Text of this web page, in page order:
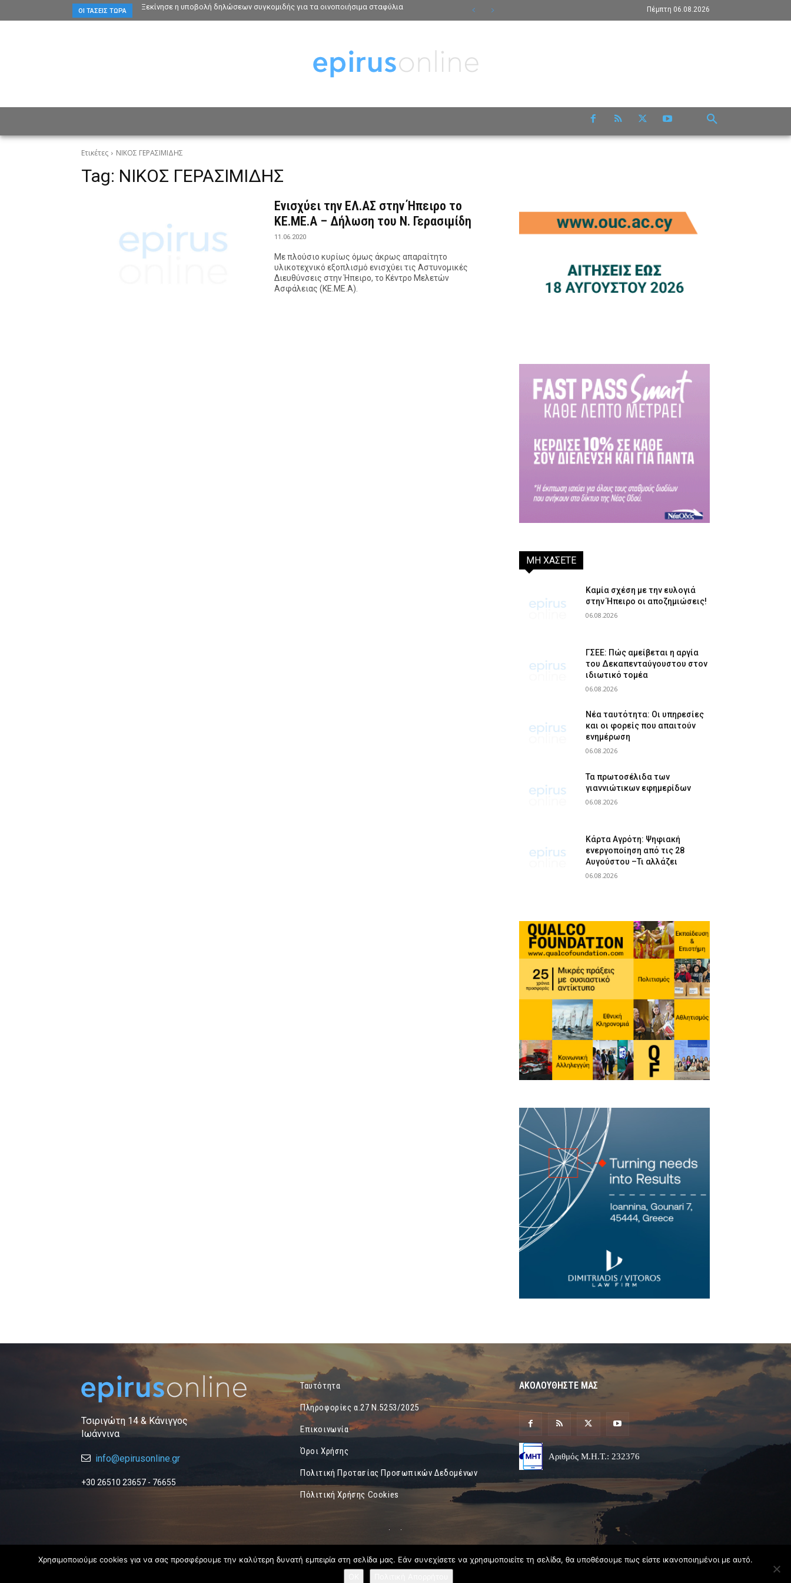
ΟΙ ΤΆΣΕΙΣ ΤΏΡΑ Ξεκίνησε η υποβολή δηλώσεων συγκομιδής για τα οινοποιήσιμα σταφύλια Πέμπτη 06.08.2026
Ετικέτες ΝΙΚΟΣ ΓΕΡΑΣΙΜΙΔΗΣ
Tag: ΝΙΚΟΣ ΓΕΡΑΣΙΜΙΔΗΣ
Ενισχύει την ΕΛ.ΑΣ στην Ήπειρο το
ΚΕ.ΜΕ.Α – Δήλωση του Ν. Γερασιμίδη
11.06.2020
Με πλούσιο κυρίως όμως άκρως απαραίτητο
υλικοτεχνικό εξοπλισμό ενισχύει τις Αστυνομικές
Διευθύνσεις στην Ήπειρο, το Κέντρο Μελετών
Ασφάλειας (ΚΕ.ΜΕ.Α).
ΜΗ ΧΑΣΕΤΕ
Καμία σχέση με την ευλογιά
στην Ήπειρο οι αποζημιώσεις!
06.08.2026
ΓΣΕΕ: Πώς αμείβεται η αργία
του Δεκαπενταύγουστου στον
ιδιωτικό τομέα
06.08.2026
Νέα ταυτότητα: Οι υπηρεσίες
και οι φορείς που απαιτούν
ενημέρωση
06.08.2026
Τα πρωτοσέλιδα των
γιαννιώτικων εφημερίδων
06.08.2026
Κάρτα Αγρότη: Ψηφιακή
ενεργοποίηση από τις 28
Αυγούστου –Τι αλλάζει
06.08.2026
Τσιριγώτη 14 & Κάνιγγος
Ιωάννινα
info@epirusonline.gr
+30 26510 23657 - 76655
Ταυτότητα
Πληροφορίες α.27 Ν.5253/2025
Επικοινωνία
Όροι Χρήσης
Πολιτική Προτασίας Προσωπικών Δεδομένων
Πόλιτική Χρήσης Cookies
ΑΚΟΛΟΥΘΗΣΤΕ ΜΑΣ
Αριθμός Μ.Η.Τ.: 232376
Χρησιμοποιούμε cookies για να σας προσφέρουμε την καλύτερη δυνατή εμπειρία στη σελίδα μας. Εάν συνεχίσετε να χρησιμοποιείτε τη σελίδα, θα υποθέσουμε πως είστε ικανοποιημένοι με αυτό.